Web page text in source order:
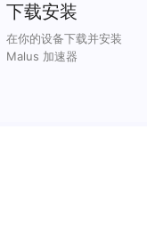
下载安装
在你的设备下载并安装
Malus 加速器